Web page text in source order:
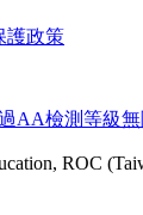
護政策
ROC